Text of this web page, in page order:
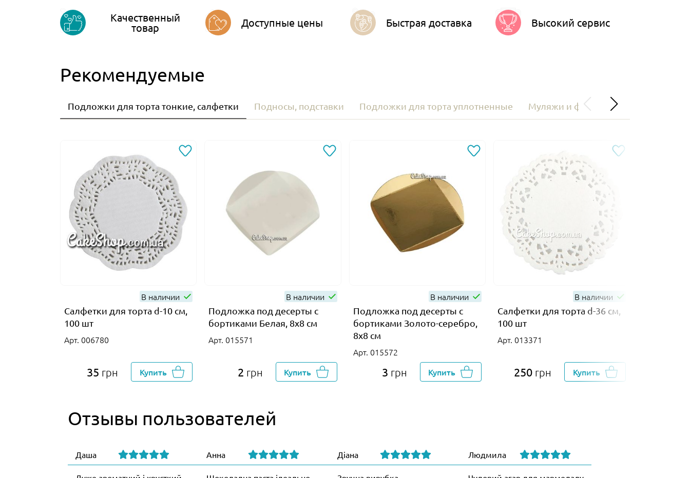
Качественный
товар
Доступные цены Быстрая доставка Высокий сервис
Рекомендуемые
Подложки для торта тонкие, салфетки Подносы, подставки Подложки для торта уплотненные Муляжи и фальш-ярусы для тортов
В наличии
Салфетки для торта d-10 см,
100 шт
Арт. 006780
35 грн Купить
В наличии
Подложка под десерты с
бортиками Белая, 8х8 см
Арт. 015571
2 грн Купить
В наличии
Подложка под десерты с
бортиками Золото-серебро,
8х8 см
Арт. 015572
3 грн Купить
В наличии
Салфетки для торта d-36 см,
100 шт
Арт. 013371
250 грн Купить
Отзывы пользователей
Даша Анна Діана Людмила